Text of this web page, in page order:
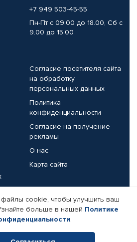
+7 949 503-45-55
Пн-Пт с 09.00 до 18.00, Сб с
9.00 до 15.00
Согласие посетителя сайта
на обработку
персональных данных
Политика
конфиденциальности
Согласие на получение
рекламы
О нас
Карта сайта
Реквизиты компании
cookie, чтобы улучшить ваш
больше в нашей Политике
.